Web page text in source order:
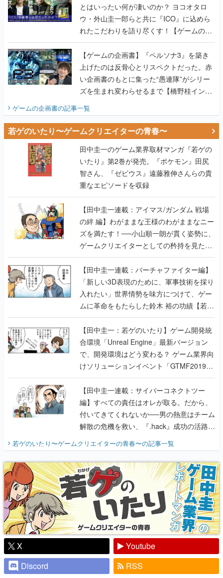
とはいったい何が凄いのか？ ヨコオタロ
ウ・外山圭一郎らと共に『ICO』に込めら
れたこだわりを語り尽くす！【ゲームの企
画書】
【ゲームの企画書】『ペルソナ3』を築き
上げたのは反骨心とリスペクトだった。赤
い企画書のもとに集った“愚連隊”がシリー
ズを生まれ変わらせるまで【橋野桂インタ
ゲームの企画書の記事一覧
若ゲのいたり〜ゲームクリエイターの青春〜
田中圭一のゲーム業界取材マンガ『若ゲの
いたり』第2巻が発売。『ポケモン』田尻
智さん、『ゼビウス』遠藤雅伸さんらの貴
重なエピソードを収録
【田中圭一連載：アイマス/ガンダム 戦場
の絆 編】わがままな王様のわがままなニー
ズを満たす！──小山順一朗が貫く姿勢に、
ゲームクリエイターとしての矜持を見た
【若ゲのいたり最終回】
【田中圭一連載：バーチャファイター編】
「新しい3D表現のために、軍事技術を採り
入れたい」世界情勢を味方につけて、ゲー
ムに革命をもたらした鈴木 裕の功績【若ゲ
のいたり】
【田中圭一：若ゲのいたり】ゲーム開発統
合環境「Unreal Engine」最新バージョン
で、開発環境はどう変わる？ ゲーム業界向
けソリューションイベント「GTMF2019」
に行って、より理解を深めよう【PR】
【田中圭一連載：サイバーコネクトツー
編】すべての責任はオレが取る。だから、
付いてきてくれないか──男の熱意はチーム
解散の危機を救い、『.hack』成功の活路を
『少年ジャンプ』色だった【若ゲのいた
り】
若ゲのいたり〜ゲームクリエイターの青春〜の記事一覧
X
Youtube
Discord
RSS